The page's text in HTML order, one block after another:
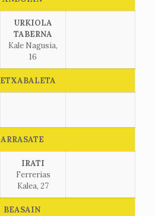
URKIOLA
TABERNA
Kale Nagusia,
16
ARRASATE
IRATI
Ferrerias
Kalea, 27
BEASAIN